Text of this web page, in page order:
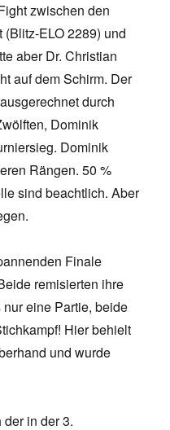
zwischen den
ELO 2289) und
aber Dr. Christian
auf dem Schirm. Der
durch
Dominik
Dominik
Rängen. 50 %
sind beachtlich. Aber
Finale
remisierten ihre
eine Partie, beide
Hier behielt
und wurde
der in der 3.